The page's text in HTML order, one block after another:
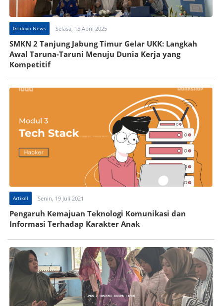
Griduvo News Selasa, 15 April 2025
SMKN 2 Tanjung Jabung Timur Gelar UKK: Langkah
Awal Taruna-Taruni Menuju Dunia Kerja yang
Kompetitif
Artikel Senin, 19 Juli 2021
Pengaruh Kemajuan Teknologi Komunikasi dan
Informasi Terhadap Karakter Anak